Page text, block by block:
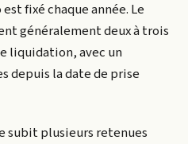
fixé chaque année. Le
généralement deux à trois
liquidation, avec un
depuis la date de prise
subit plusieurs retenues